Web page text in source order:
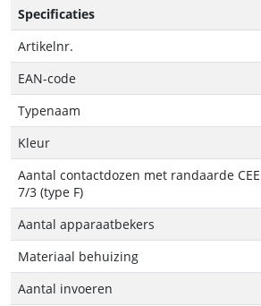
Specificaties
Artikelnr.
EAN-code
Typenaam
Kleur
Aantal contactdozen met randaarde CEE
7/3 (type F)
Aantal apparaatbekers
Materiaal behuizing
Aantal invoeren